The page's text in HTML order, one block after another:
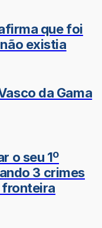
que foi
existia
da Gama
o seu 1º
3 crimes
fronteira